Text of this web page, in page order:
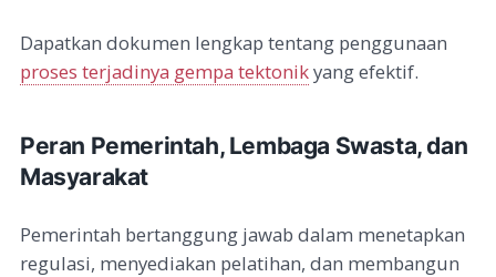
Dapatkan dokumen lengkap tentang penggunaan
proses terjadinya gempa tektonikyang efektif.
Peran Pemerintah, Lembaga Swasta, dan
Masyarakat
Pemerintah bertanggung jawab dalam menetapkan
regulasi, menyediakan pelatihan, dan membangun